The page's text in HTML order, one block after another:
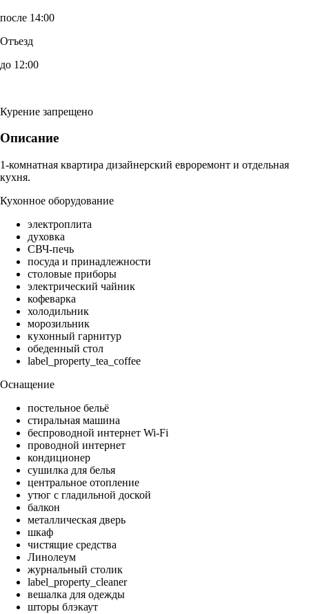
после 14:00
Отъезд
до 12:00
Курение запрещено
Описание
1-комнатная квартира дизайнерский евроремонт и отдельная
кухня.
Кухонное оборудование
электроплита
духовка
СВЧ-печь
посуда и принадлежности
столовые приборы
электрический чайник
кофеварка
холодильник
морозильник
кухонный гарнитур
обеденный стол
label_property_tea_coffee
Оснащение
постельное бельё
стиральная машина
беспроводной интернет Wi-Fi
проводной интернет
кондиционер
сушилка для белья
центральное отопление
утюг с гладильной доской
балкон
металлическая дверь
шкаф
чистящие средства
Линолеум
журнальный столик
label_property_cleaner
вешалка для одежды
шторы блэкаут